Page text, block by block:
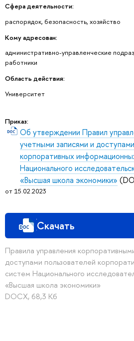
Сфера деятельности:
распорядок, безопасность, хозяйство
Кому адресован:
административно-управленческие
работники
Область действия:
Университет
Приказ:
Об утверждении Правил
учетными записями и
корпоративных
Национального
«Высшая школа экономики»
от 15.02.2023
Скачать
Правила управления
доступами пользователей
систем Национального
«Высшая школа экономики»
DOCX, 68,3 Кб